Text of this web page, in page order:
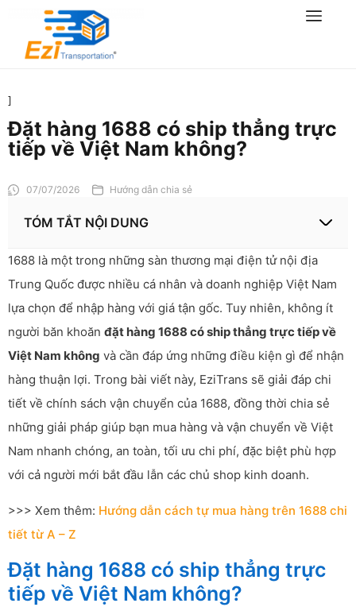
]
Đặt hàng 1688 có ship thẳng trực
tiếp về Việt Nam không?
07/07/2026 Hướng dẫn chia sẻ
TÓM TẮT NỘI DUNG
1688 là một trong những sàn thương mại điện tử nội địa
Trung Quốc được nhiều cá nhân và doanh nghiệp Việt Nam
lựa chọn để nhập hàng với giá tận gốc. Tuy nhiên, không ít
người băn khoăn đặt hàng 1688 có ship thẳng trực tiếp về
Việt Nam không và cần đáp ứng những điều kiện gì để nhận
hàng thuận lợi. Trong bài viết này, EziTrans sẽ giải đáp chi
tiết về chính sách vận chuyển của 1688, đồng thời chia sẻ
những giải pháp giúp bạn mua hàng và vận chuyển về Việt
Nam nhanh chóng, an toàn, tối ưu chi phí, đặc biệt phù hợp
với cả người mới bắt đầu lẫn các chủ shop kinh doanh.
>>> Xem thêm: Hướng dẫn cách tự mua hàng trên 1688 chi
tiết từ A – Z
Đặt hàng 1688 có ship thẳng trực
tiếp về Việt Nam không?